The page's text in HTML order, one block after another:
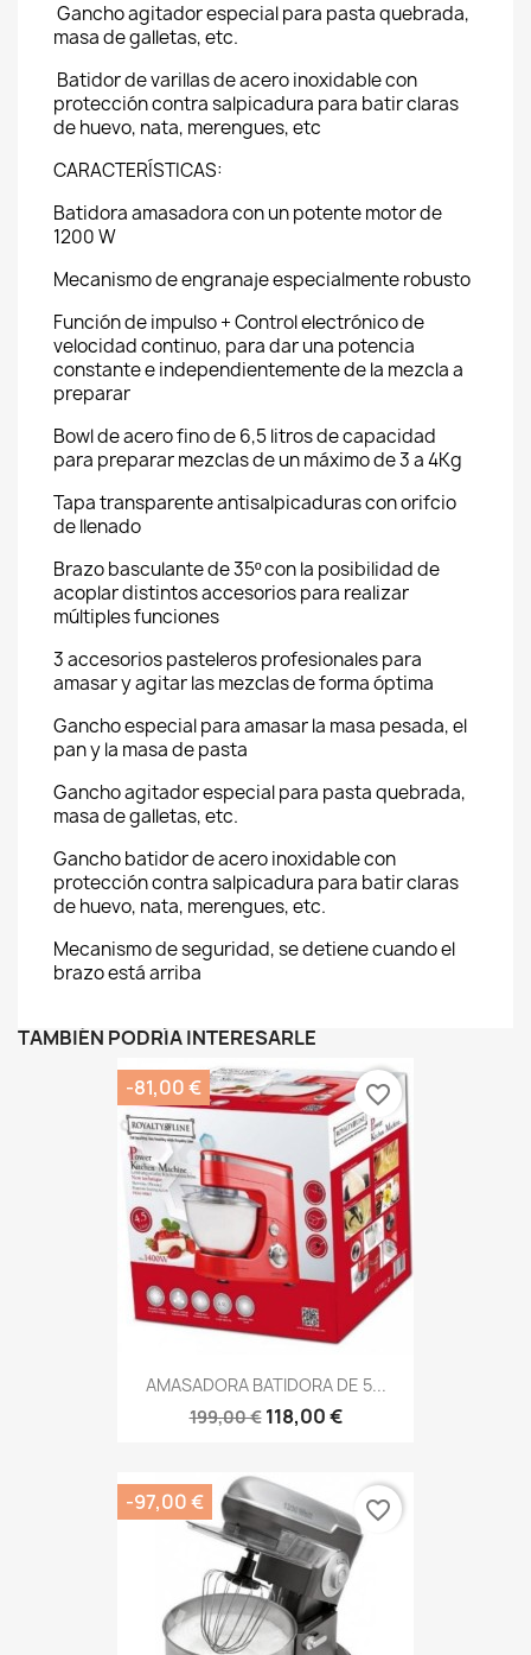
Gancho agitador especial para pasta quebrada,
masa de galletas, etc.
Batidor de varillas de acero inoxidable con
protección contra salpicadura para batir claras
de huevo, nata, merengues, etc
CARACTERÍSTICAS:
Batidora amasadora con un potente motor de
1200 W
Mecanismo de engranaje especialmente robusto
Función de impulso + Control electrónico de
velocidad continuo, para dar una potencia
constante e independientemente de la mezcla a
preparar
Bowl de acero fino de 6,5 litros de capacidad
para preparar mezclas de un máximo de 3 a 4Kg
Tapa transparente antisalpicaduras con orifcio
de llenado
Brazo basculante de 35º con la posibilidad de
acoplar distintos accesorios para realizar
múltiples funciones
3 accesorios pasteleros profesionales para
amasar y agitar las mezclas de forma óptima
Gancho especial para amasar la masa pesada, el
pan y la masa de pasta
Gancho agitador especial para pasta quebrada,
masa de galletas, etc.
Gancho batidor de acero inoxidable con
protección contra salpicadura para batir claras
de huevo, nata, merengues, etc.
Mecanismo de seguridad, se detiene cuando el
brazo está arriba
TAMBIÉN PODRÍA INTERESARLE
AMASADORA BATIDORA DE 5...
199,00 € 118,00 €
-81,00 € favorite_border
-97,00 € favorite_border